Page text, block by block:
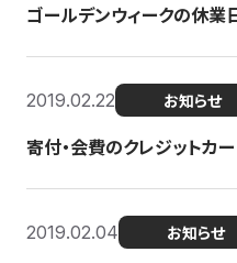
ゴールデンウィークの休業
2019.02.22 お知らせ
寄付・会費のクレジットカ
2019.02.04 お知らせ